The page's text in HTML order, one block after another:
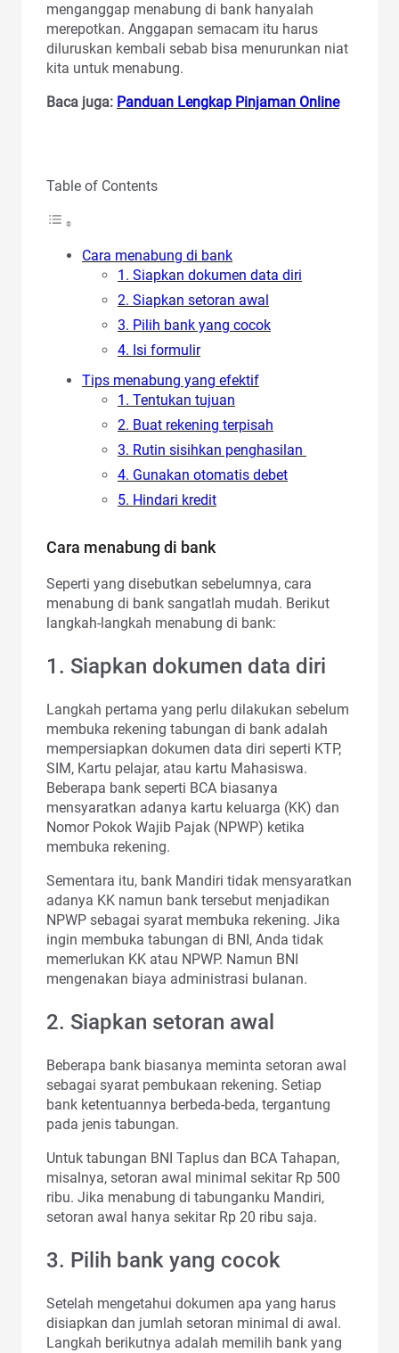
menganggap menabung di bank hanyalah
merepotkan. Anggapan semacam itu harus
diluruskan kembali sebab bisa menurunkan niat
kita untuk menabung.
Baca juga: Panduan Lengkap Pinjaman Online
Table of Contents
Cara menabung di bank
1. Siapkan dokumen data diri
2. Siapkan setoran awal
3. Pilih bank yang cocok
4. Isi formulir
Tips menabung yang efektif
1. Tentukan tujuan
2. Buat rekening terpisah
3. Rutin sisihkan penghasilan
4. Gunakan otomatis debet
5. Hindari kredit
Cara menabung di bank
Seperti yang disebutkan sebelumnya, cara
menabung di bank sangatlah mudah. Berikut
langkah-langkah menabung di bank:
1. Siapkan dokumen data diri
Langkah pertama yang perlu dilakukan sebelum
membuka rekening tabungan di bank adalah
mempersiapkan dokumen data diri seperti KTP,
SIM, Kartu pelajar, atau kartu Mahasiswa.
Beberapa bank seperti BCA biasanya
mensyaratkan adanya kartu keluarga (KK) dan
Nomor Pokok Wajib Pajak (NPWP) ketika
membuka rekening.
Sementara itu, bank Mandiri tidak mensyaratkan
adanya KK namun bank tersebut menjadikan
NPWP sebagai syarat membuka rekening. Jika
ingin membuka tabungan di BNI, Anda tidak
memerlukan KK atau NPWP. Namun BNI
mengenakan biaya administrasi bulanan.
2. Siapkan setoran awal
Beberapa bank biasanya meminta setoran awal
sebagai syarat pembukaan rekening. Setiap
bank ketentuannya berbeda-beda, tergantung
pada jenis tabungan.
Untuk tabungan BNI Taplus dan BCA Tahapan,
misalnya, setoran awal minimal sekitar Rp 500
ribu. Jika menabung di tabunganku Mandiri,
setoran awal hanya sekitar Rp 20 ribu saja.
3. Pilih bank yang cocok
Setelah mengetahui dokumen apa yang harus
disiapkan dan jumlah setoran minimal di awal.
Langkah berikutnya adalah memilih bank yang